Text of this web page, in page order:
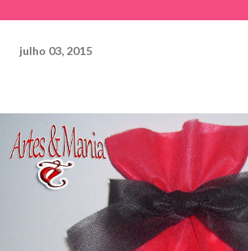
julho 03, 2015